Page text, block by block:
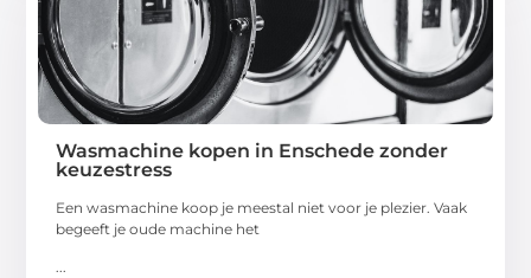
Wasmachine kopen in Enschede zonder
keuzestress
Een wasmachine koop je meestal niet voor je plezier. Vaak
begeeft je oude machine het
...